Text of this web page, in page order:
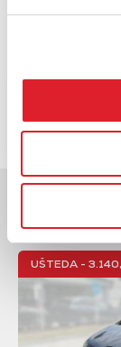
Moglo bi vas
Slična
UŠTEDA -